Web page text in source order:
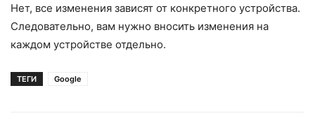
Нет, все изменения зависят от конкретного устройства.
Следовательно, вам нужно вносить изменения на
каждом устройстве отдельно.
ТЕГИ Google